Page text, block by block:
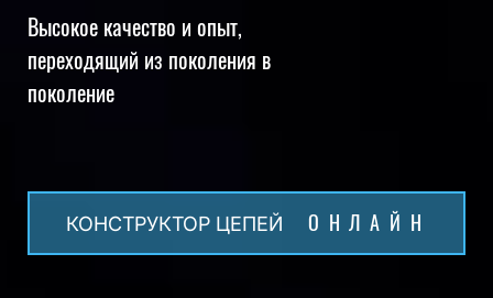
Высокое качество и опыт,
переходящий из поколения в
поколение
КОНСТРУКТОР ЦЕПЕЙ ОНЛАЙН